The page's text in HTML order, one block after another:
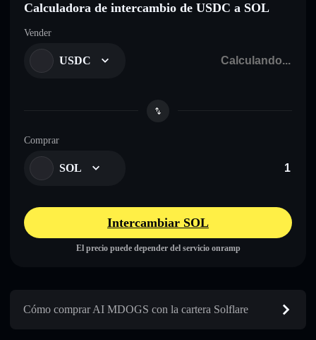
Calculadora de intercambio de USDC a SOL
Vender
USDC
Comprar
SOL
Intercambiar SOL
El precio puede depender del servicio onramp
Cómo comprar AI MDOGS con la cartera Solflare